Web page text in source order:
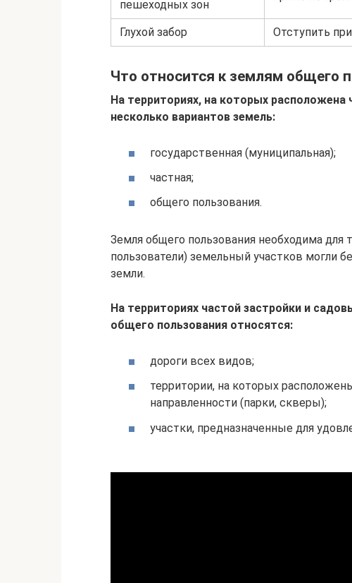
пешеходных зон
Глухой забор Отступить
Что относится к землям общего
На территориях, на которых расположена
несколько вариантов земель:
государственная (муниципальная);
частная;
общего пользования.
Земля общего пользования необходима для
пользователи) земельный участков могли
земли.
На территориях частой застройки и
общего пользования относятся:
дороги всех видов;
территории, на которых
направленности (парки, скверы);
участки, предназначенные для